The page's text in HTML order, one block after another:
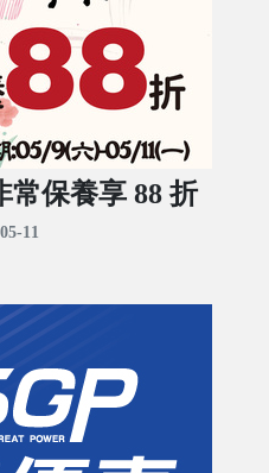
常保養享 88 折
11